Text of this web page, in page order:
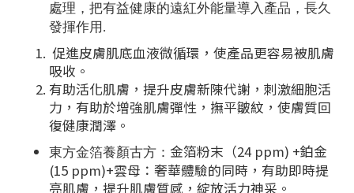
處理，把有益健康的遠紅外能量導入產品，長久
發揮作用.
促進皮膚肌底血液微循環，使產品更容易被肌膚
吸收。
有助活化肌膚，提升皮膚新陳代謝，刺激細胞活
力，有助於增強肌膚彈性，撫平皺紋，使膚質回
復健康潤澤。
東方金箔養顏古方： 金箔粉末（24 ppm) +鉑金
(15 ppm)+雲母：奢華體驗的同時，有助即時提
亮肌膚，提升肌膚質感，綻放活力神采。